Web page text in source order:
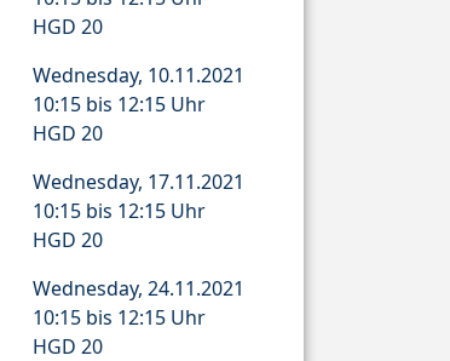
HGD 20
Wednesday, 10.11.2021
10:15 bis 12:15 Uhr
HGD 20
Wednesday, 17.11.2021
10:15 bis 12:15 Uhr
HGD 20
Wednesday, 24.11.2021
10:15 bis 12:15 Uhr
HGD 20